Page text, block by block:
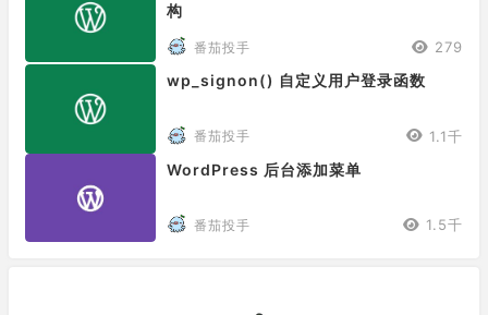
构
番茄投手 279
wp_signon() 自定义用户登录函数
番茄投手 1.1千
WordPress 后台添加菜单
番茄投手 1.5千